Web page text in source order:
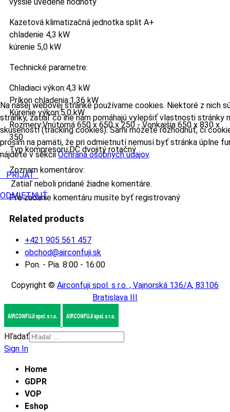
Kazetová klimatizačná jednotka split A+
chladenie 4,3 kW
kúrenie 5,0 kW
Technické parametre:
Chladiaci výkon:4,3 kW
Príkon chladenia:1,36 kW
Kúrenie výkon:5,0 kW
Rozmery:Vnútorná 650 x 650 x 250 - Vonkajšia 650 x 830 x
350
Typ kompresoru:DC dvojitý rotačný
Zoznam komentárov:
Zatiaľ neboli pridané žiadne komentáre.
Pre zadanie komentáru musíte byť registrovaný
Related products
+421 905 561 457
obchod@airconfuji.sk
Pon. - Pia. 8:00 - 16:00
Copyright © Airconfuji spol. s r.o. , Vajnorská 136/A, 83106
Bratislava III
Hľadať
Sign In
Home
GDPR
VOP
Eshop
Na našej webovej stránke používame cookies. Niektoré z nich
stránky, zatiaľ čo iné nám pomáhajú vylepšiť vlastnosti stránky
skúseností (tracking cookies). Sami môžete rozhodnúť, či
prosím na pamäti, že pri odmietnutí nemusí byť stránka úplne
nájdete v sekciiOchrana osobných údajov.
PRIJAŤ
ODMIETNUŤ